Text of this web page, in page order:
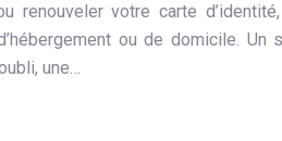
renouveler votre carte
ou de domicile. Un
une…